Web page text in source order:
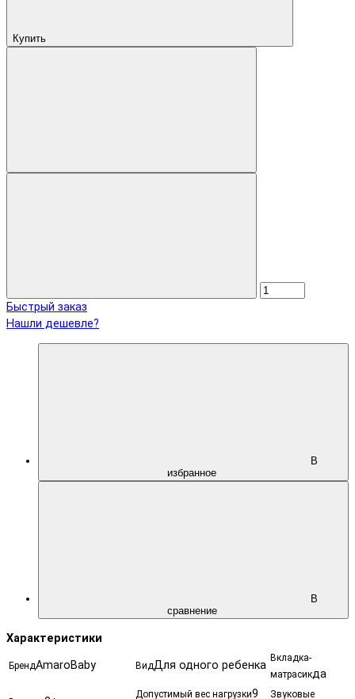
Купить
Быстрый заказ
Нашли дешевле?
В
избранное
В
сравнение
Характеристики
БрендAmaroBaby ВидДля одного ребенка
Вкладка-
матрасикда
Допустимый вес нагрузки9 Звуковые